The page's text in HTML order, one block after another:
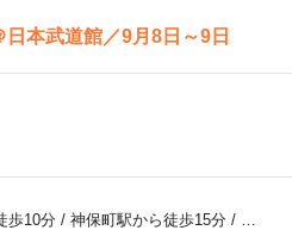
本武道館／9月8日～9日
歩10分/ 神保町駅から徒歩15分/